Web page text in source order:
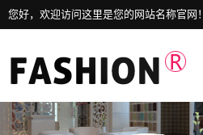
您好，欢迎访问这里是您的网站名称官网！